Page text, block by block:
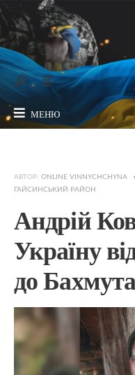
МЕНЮ
АВТОР: ONLINE VINNYCHCHYNA
ГАЙСИНСЬКИЙ РАЙОН
Андрій
Україну
до